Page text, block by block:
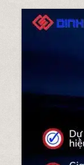
Skip to content